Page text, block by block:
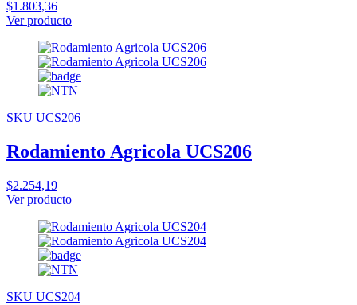
$1.803,36
Ver producto
SKU UCS206
Rodamiento Agricola UCS206
$2.254,19
Ver producto
SKU UCS204